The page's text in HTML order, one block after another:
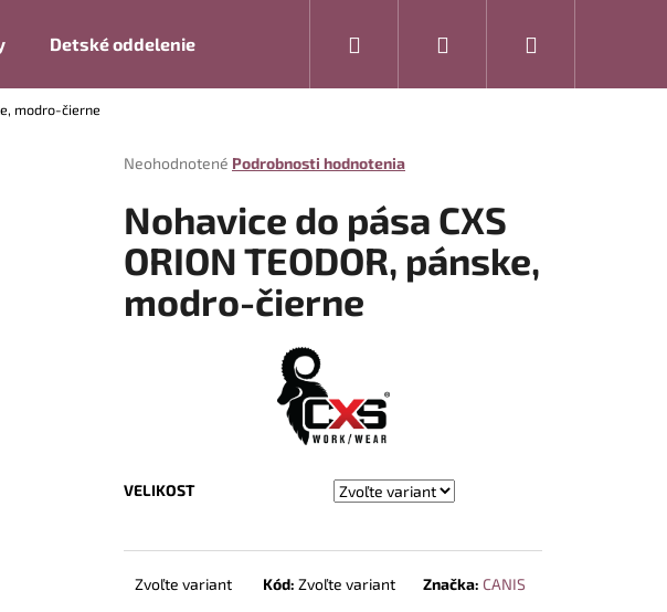
Detské oddelenie Drogéria Modelová rada ARTRA
Prihlásenie
modro-čierne
Priemerné
produktu
je
0,0
z
hviezdičiek.
Neohodnotené Podrobnosti hodnotenia
Nohavice do pása CXS
ORION TEODOR, pánske,
modro-čierne
VELIKOST
Zvoľte variant Kód: Zvoľte variant Značka: CANIS
VYSOKÁ BEZPEČNOSTNÁ OBUV UVEX 2